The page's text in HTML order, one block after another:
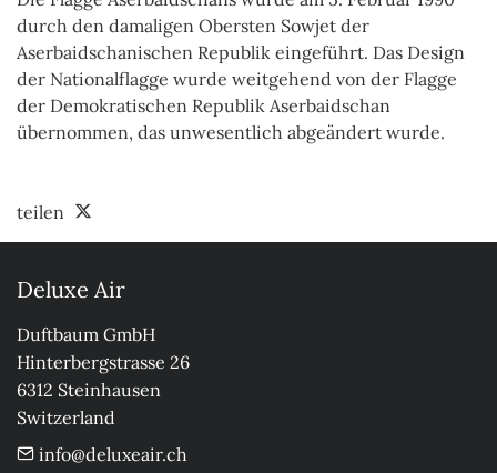
durch den damaligen Obersten Sowjet der
Aserbaidschanischen Republik eingeführt. Das Design
der Nationalflagge wurde weitgehend von der Flagge
der Demokratischen Republik Aserbaidschan
übernommen, das unwesentlich abgeändert wurde.
teilen
Deluxe Air
Duftbaum GmbH
Hinterbergstrasse 26
6312 Steinhausen
Switzerland
info@deluxeair.ch